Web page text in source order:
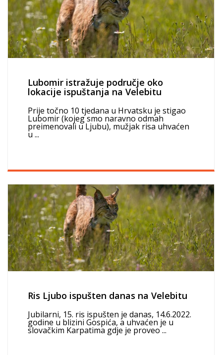
Lubomir istražuje područje oko
lokacije ispuštanja na Velebitu
Prije točno 10 tjedana u Hrvatsku je stigao
Lubomir (kojeg smo naravno odmah
preimenovali u Ljubu), mužjak risa uhvaćen
u ...
Ris Ljubo ispušten danas na Velebitu
Jubilarni, 15. ris ispušten je danas, 14.6.2022.
godine u blizini Gospića, a uhvaćen je u
slovačkim Karpatima gdje je proveo ...